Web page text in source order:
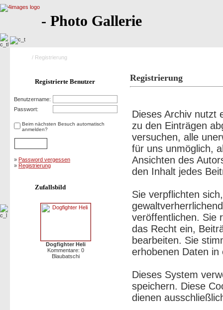
- Photo Gallerie
/ Registrierung
Registrierte Benutzer
Benutzername:
Passwort:
Beim nächsten Besuch automatisch
anmelden?
» Password vergessen
» Registrierung
Zufallsbild
Dogfighter Heli
Kommentare: 0
Blaubatschi
Registrierung
Dieses Archiv nutzt
zu den Einträgen
versuchen, alle
für uns unmöglich,
Ansichten des
den Inhalt jedes
Sie verpflichten
veröffentlichen. Sie
das Recht ein,
bearbeiten. Sie
erhobenen Daten
Dieses System
speichern. Diese
dienen